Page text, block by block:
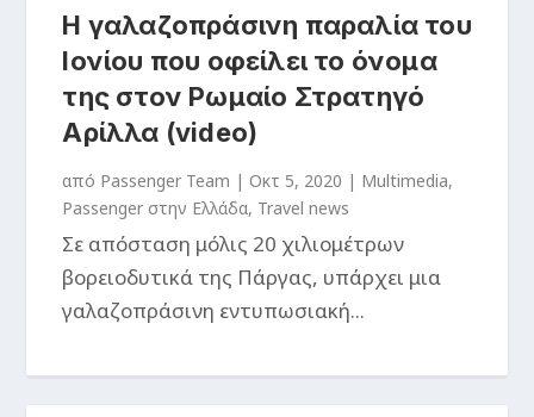
Η γαλαζοπράσινη παραλία του
Ιονίου που οφείλει το όνομα
της στον Ρωμαίο Στρατηγό
Αρίλλα (video)
από Passenger Team |Οκτ 5, 2020 | Multimedia,
Passenger στην Ελλάδα, Travel news
Σε απόσταση μόλις 20 χιλιομέτρων
βορειοδυτικά της Πάργας, υπάρχει μια
γαλαζοπράσινη εντυπωσιακή...